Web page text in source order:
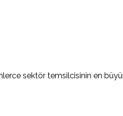
sektör temsilcisinin en